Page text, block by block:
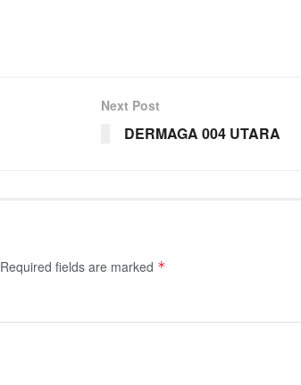
Next Post
DERMAGA 004 UTARA
Required fields are marked *